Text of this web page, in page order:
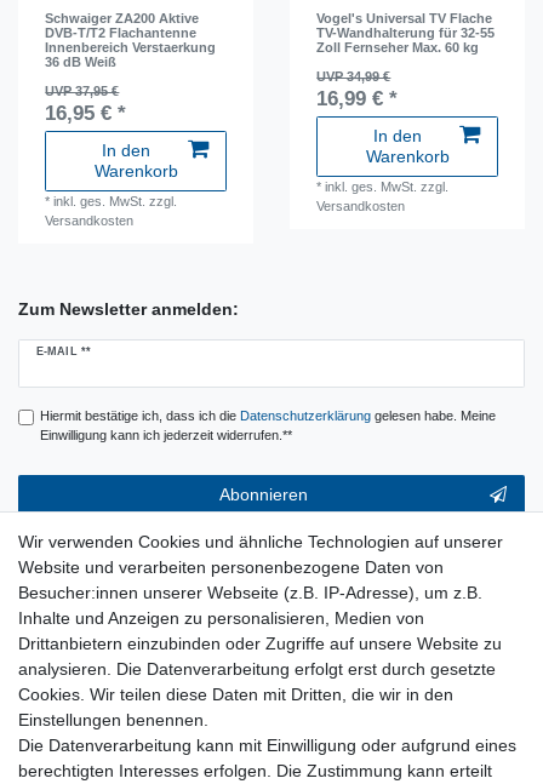
Schwaiger ZA200 Aktive
DVB-T/T2 Flachantenne
Innenbereich Verstaerkung
36 dB Weiß
UVP 37,95 €
16,95 € *
In den
Warenkorb
*inkl. ges. MwSt. zzgl.
Versandkosten
Vogel's Universal TV Flache
TV-Wandhalterung für 32-55
Zoll Fernseher Max. 60 kg
UVP 34,99 €
16,99 € *
In den
Warenkorb
*inkl. ges. MwSt. zzgl.
Versandkosten
Zum Newsletter anmelden:
E-MAIL **
Newsletter
Hiermit bestätige ich, dass ich die Daten­schutz­erklärunggelesen habe. Meine
Einwilligung kann ich jederzeit widerrufen.**
Abonnieren
** Hierbei handelt es sich um ein Pflichtfeld.
Service & Hilfe
Kontakt
Warenkorb
Zur Kasse
Nützliches
Newsletter abmelden
Widerrufsformular
Wir verwenden Cookies und ähnliche Technologien auf unserer
Website und verarbeiten personenbezogene Daten von
Besucher:innen unserer Webseite (z.B. IP-Adresse), um z.B.
Inhalte und Anzeigen zu personalisieren, Medien von
Drittanbietern einzubinden oder Zugriffe auf unsere Website zu
analysieren. Die Datenverarbeitung erfolgt erst durch gesetzte
Cookies. Wir teilen diese Daten mit Dritten, die wir in den
Einstellungen benennen.
Die Datenverarbeitung kann mit Einwilligung oder aufgrund eines
berechtigten Interesses erfolgen. Die Zustimmung kann erteilt